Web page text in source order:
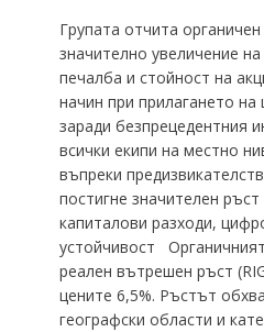
Групата отчита
значително увеличение
печалба и стойност на
начин при прилагането на
заради безпрецедентния
всички екипи на местно
въпреки
постигне значителен
капиталови разходи,
устойчивост
реален вътрешен ръст
цените 6,5%. Ръстът
географски области и